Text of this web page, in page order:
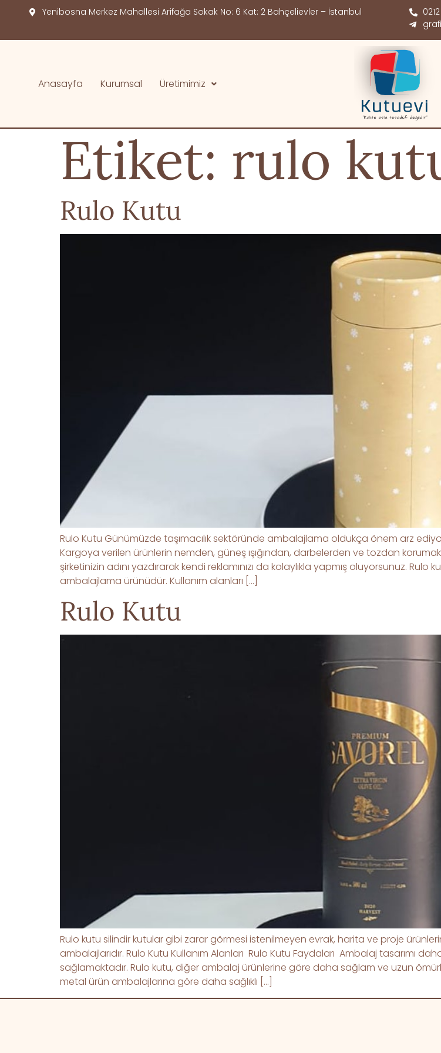
Yenibosna Merkez Mahallesi Arifağa Sokak No: 6 Kat: 2 Bahçelievler – İstanbul
Anasayfa Kurumsal Üretimimiz
Etiket: rulo
Rulo Kutu
Rulo Kutu Günümüzde taşımacılık sektöründe ambalajlama oldukça önem arz
Kargoya verilen ürünlerin nemden, güneş ışığından, darbelerden ve tozdan
şirketinizin adını yazdırarak kendi reklamınızı da kolaylıkla yapmış oluyorsunuz.
ambalajlama ürünüdür. Kullanım alanları […]
Rulo Kutu
Rulo kutu silindir kutular gibi zarar görmesi istenilmeyen evrak, harita ve proje
ambalajlarıdır. Rulo Kutu Kullanım Alanları Rulo Kutu Faydaları Ambalaj tasarımı
sağlamaktadır. Rulo kutu, diğer ambalaj ürünlerine göre daha sağlam ve uzun
metal ürün ambalajlarına göre daha sağlıklı […]